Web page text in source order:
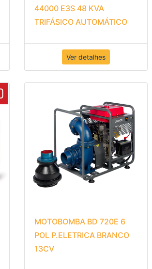
44000 E3S 48 KVA
TRIFÁSICO AUTOMÁTICO
Ver detalhes
MOTOBOMBA BD 720E 6
POL P.ELETRICA BRANCO
13CV